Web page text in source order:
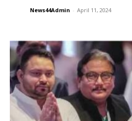
News44Admin - April 11, 2024